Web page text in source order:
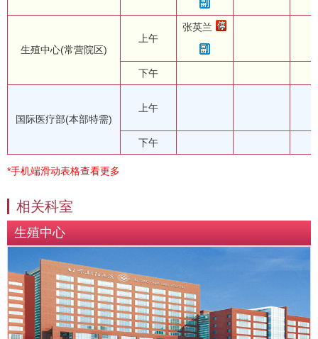
生殖中心(常营院区)
上午
张英兰
下午
国际医疗部(本部特需)
上午
下午
*手机端滑动表格查看更多
相关科室
生殖中心